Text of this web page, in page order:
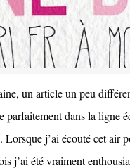
un article un peu
parfaitement dans la ligne
Lorsque j’ai écouté cet air
j’ai été vraiment